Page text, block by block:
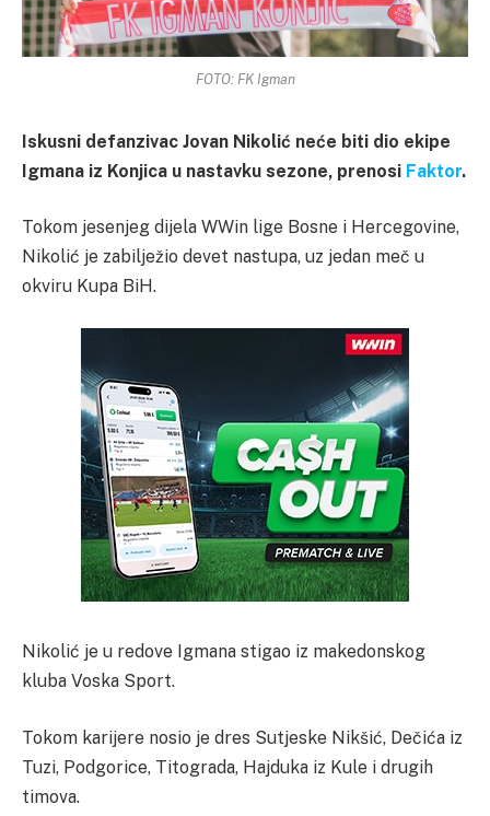
FOTO: FK Igman
Iskusni defanzivac Jovan Nikolić neće biti dio ekipe
Igmana iz Konjica u nastavku sezone, prenosi Faktor.
Tokom jesenjeg dijela WWin lige Bosne i Hercegovine,
Nikolić je zabilježio devet nastupa, uz jedan meč u
okviru Kupa BiH.
Nikolić je u redove Igmana stigao iz makedonskog
kluba Voska Sport.
Tokom karijere nosio je dres Sutjeske Nikšić, Dečića iz
Tuzi, Podgorice, Titograda, Hajduka iz Kule i drugih
timova.